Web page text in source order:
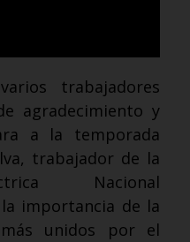
trabajadores
agradecimiento y
a la temporada
trabajador de la
Nacional
la importancia de la
más unidos por el